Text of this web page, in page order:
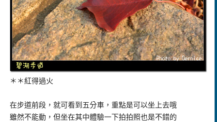
＊＊紅得過火
在步道前段，就可看到五分車，重點是可以坐上去哦
雖然不能動，但坐在其中體驗一下拍拍照也是不錯的